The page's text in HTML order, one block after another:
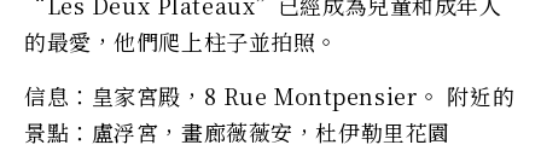
的最愛，他們爬上柱子並拍照。
信息：皇家宮殿，8 Rue Montpensier。 附近的
景點：盧浮宮，畫廊薇薇安，杜伊勒里花園